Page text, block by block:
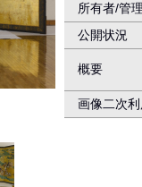
所有者/管
公開状況
概要
画像二次